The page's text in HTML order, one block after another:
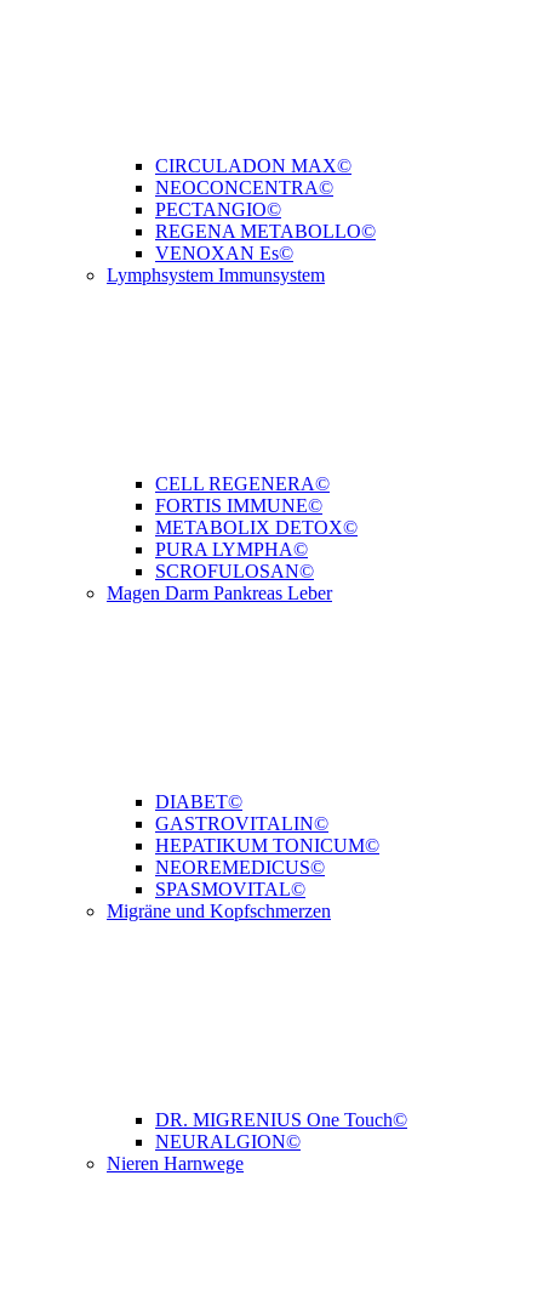
CIRCULADON MAX©
NEOCONCENTRA©
PECTANGIO©
REGENA METABOLLO©
VENOXAN Es©
Lymphsystem Immunsystem
CELL REGENERA©
FORTIS IMMUNE©
METABOLIX DETOX©
PURA LYMPHA©
SCROFULOSAN©
Magen Darm Pankreas Leber
DIABET©
GASTROVITALIN©
HEPATIKUM TONICUM©
NEOREMEDICUS©
SPASMOVITAL©
Migräne und Kopfschmerzen
DR. MIGRENIUS One Touch©
NEURALGION©
Nieren Harnwege